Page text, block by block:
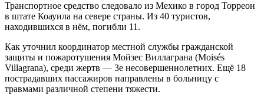
Транспортное средство следовало из Мехико в город Торреон
в штате Коауила на севере страны. Из 40 туристов,
находившихся в нём, погибли 11.
Как уточнил координатор местной службы гражданской
защиты и пожаротушения Мойзес Виллаграна (Moisés
Villagrana), среди жертв — 3е несовершеннолетних. Ещё 18
пострадавших пассажиров направлены в больницу с
травмами различной степени тяжести.